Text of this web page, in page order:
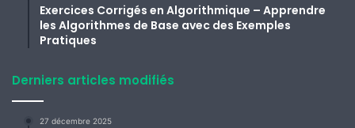
Exercices Corrigés en Algorithmique – Apprendre
les Algorithmes de Base avec des Exemples
Pratiques
Derniers articles modifiés
27 décembre 2025